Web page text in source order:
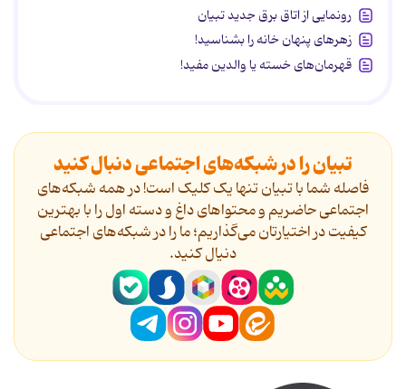
رونمایی از اتاق برق جدید تبیان
زهرهای پنهان خانه را بشناسید!
قهرمان‌های خسته یا والدین مفید!
تبیان را در شبکه‌های اجتماعی دنبال کنید
فاصله شما با تبیان تنها یک کلیک است! در همه شبکه‌های
اجتماعی حاضریم و محتواهای داغ و دسته اول را با بهترین
کیفیت در اختیارتان می‌گذاریم؛ ما را در شبکه‌های اجتماعی
دنیال کنید.